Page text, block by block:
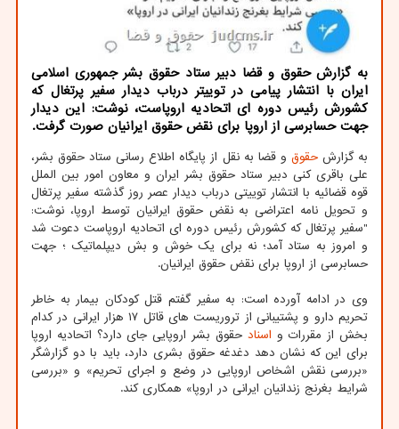
به گزارش حقوق و قضا دبیر ستاد حقوق بشر جمهوری اسلامی
ایران با انتشار پیامی در توییتر درباب دیدار سفیر پرتغال که
کشورش رئیس دوره ای اتحادیه اروپاست، نوشت: این دیدار
جهت حسابرسی از اروپا برای نقض حقوق ایرانیان صورت گرفت.
به گزارشحقوق و قضا به نقل از پایگاه اطلاع رسانی ستاد حقوق بشر،
علی باقری کنی دبیر ستاد حقوق بشر ایران و معاون امور بین الملل
قوه قضائیه با انتشار توییتی درباب دیدار عصر روز گذشته سفیر پرتغال
و تحویل نامه اعتراضی به نقض حقوق ایرانیان توسط اروپا، نوشت:
"سفیر پرتغال که کشورش رئیس دوره ای اتحادیه اروپاست دعوت شد
و امروز به ستاد آمد؛ نه برای یک خوش و بش دیپلماتیک ؛ جهت
حسابرسی از اروپا برای نقض حقوق ایرانیان.
وی در ادامه آورده است: به سفیر گفتم قتل کودکان بیمار به خاطر
تحریم دارو و پشتیبانی از تروریست های قاتل ۱۷ هزار ایرانی در کدام
بخش از مقررات و اسناد حقوق بشر اروپایی جای دارد؟ اتحادیه اروپا
برای این که نشان دهد دغدغه حقوق بشری دارد، باید با دو گزارشگر
«بررسی نقش اشخاص اروپایی در وضع و اجرای تحریم» و «بررسی
شرایط بغرنج زندانیان ایرانی در اروپا» همکاری کند.